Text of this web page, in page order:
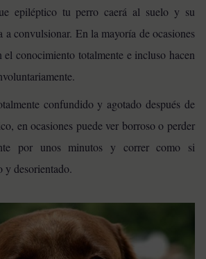
epiléptico tu perro caerá al suelo y su
a convulsionar. En la mayoría de ocasiones
el conocimiento totalmente e incluso hacen
confundido y agotado después de
en ocasiones puede ver borroso o perder
por unos minutos y correr como si
y desorientado.